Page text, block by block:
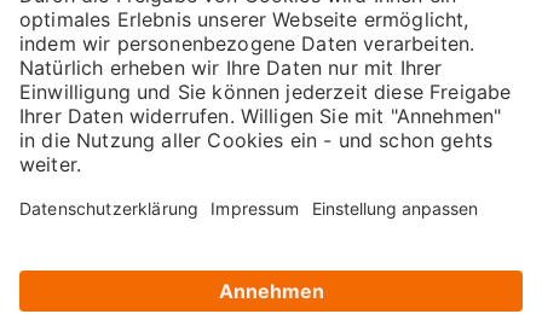
© 2026 121WATT GmbH
Über uns
Allgemeine Geschäftsbedingungen